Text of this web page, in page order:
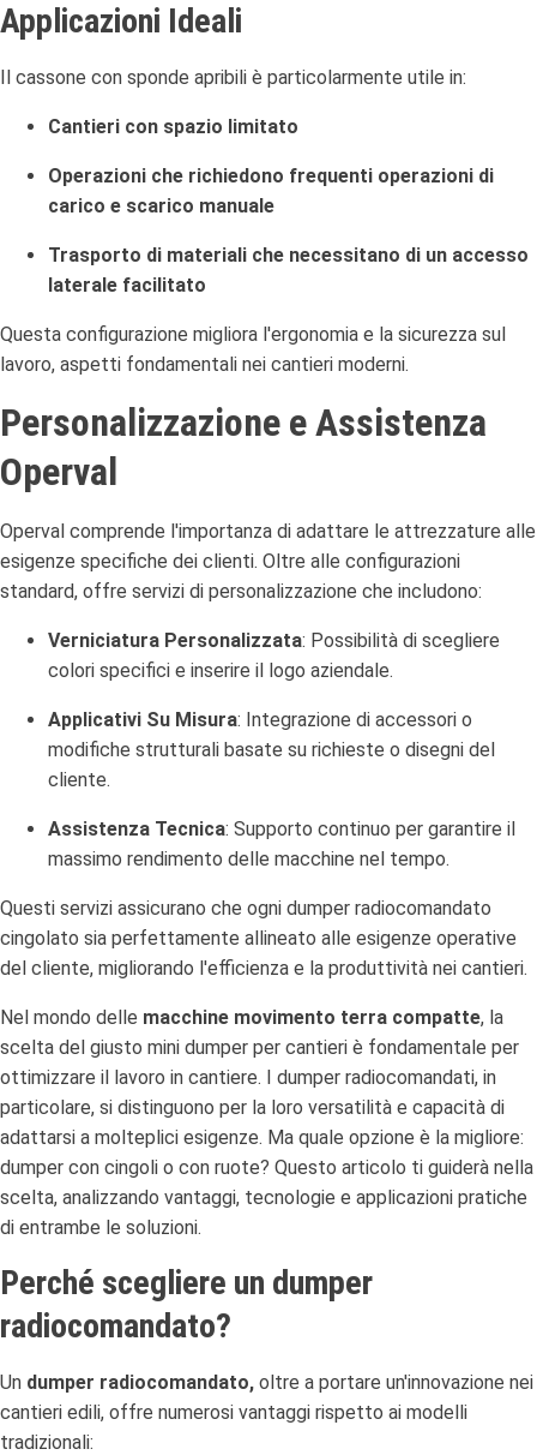
Applicazioni Ideali
Il cassone con sponde apribili è particolarmente utile in:
Cantieri con spazio limitato
Operazioni che richiedono frequenti operazioni di
carico e scarico manuale
Trasporto di materiali che necessitano di un accesso
laterale facilitato
Questa configurazione migliora l'ergonomia e la sicurezza sul
lavoro, aspetti fondamentali nei cantieri moderni.
Personalizzazione e Assistenza
Operval
Operval comprende l'importanza di adattare le attrezzature alle
esigenze specifiche dei clienti. Oltre alle configurazioni
standard, offre servizi di personalizzazione che includono:
Verniciatura Personalizzata: Possibilità di scegliere
colori specifici e inserire il logo aziendale.
Applicativi Su Misura: Integrazione di accessori o
modifiche strutturali basate su richieste o disegni del
cliente.
Assistenza Tecnica: Supporto continuo per garantire il
massimo rendimento delle macchine nel tempo.
Questi servizi assicurano che ogni dumper radiocomandato
cingolato sia perfettamente allineato alle esigenze operative
del cliente, migliorando l'efficienza e la produttività nei cantieri.
Nel mondo delle macchine movimento terra compatte, la
scelta del giusto mini dumper per cantieri è fondamentale per
ottimizzare il lavoro in cantiere. I dumper radiocomandati, in
particolare, si distinguono per la loro versatilità e capacità di
adattarsi a molteplici esigenze. Ma quale opzione è la migliore:
dumper con cingoli o con ruote? Questo articolo ti guiderà nella
scelta, analizzando vantaggi, tecnologie e applicazioni pratiche
di entrambe le soluzioni.
Perché scegliere un dumper
radiocomandato?
Un dumper radiocomandato, oltre a portare un'innovazione nei
cantieri edili, offre numerosi vantaggi rispetto ai modelli
tradizionali: